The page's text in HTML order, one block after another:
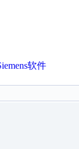
软件